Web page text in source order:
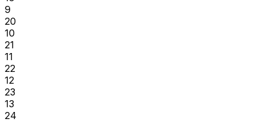
9
20
10
21
11
22
12
23
13
24